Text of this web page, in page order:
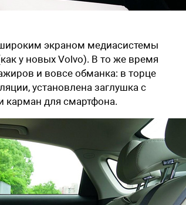
экраном медиасистемы
у новых Volvo). В то же время
и вовсе обманка: в торце
установлена заглушка с
карман для смартфона.